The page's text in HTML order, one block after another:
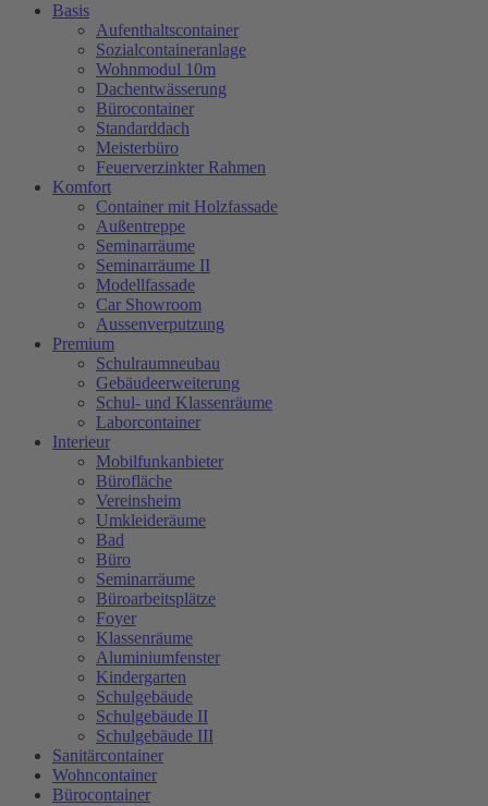
Basis
Aufenthaltscontainer
Sozialcontaineranlage
Wohnmodul 10m
Dachentwässerung
Bürocontainer
Standarddach
Meisterbüro
Feuerverzinkter Rahmen
Komfort
Container mit Holzfassade
Außentreppe
Seminarräume
Seminarräume II
Modellfassade
Car Showroom
Aussenverputzung
Premium
Schulraumneubau
Gebäudeerweiterung
Schul- und Klassenräume
Laborcontainer
Interieur
Mobilfunkanbieter
Bürofläche
Vereinsheim
Umkleideräume
Bad
Büro
Seminarräume
Büroarbeitsplätze
Foyer
Klassenräume
Aluminiumfenster
Kindergarten
Schulgebäude
Schulgebäude II
Schulgebäude III
Sanitärcontainer
Wohncontainer
Bürocontainer